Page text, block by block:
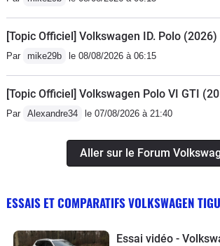
[Topic Officiel] Volkswagen ID. Polo (2026)
Par mike29b le 08/08/2026 à 06:15
[Topic Officiel] Volkswagen Polo VI GTI
Par Alexandre34 le 07/08/2026 à 21:40
Aller sur le Forum
ESSAIS ET COMPARATIFS VOLKSWAGEN
Essai vidéo -